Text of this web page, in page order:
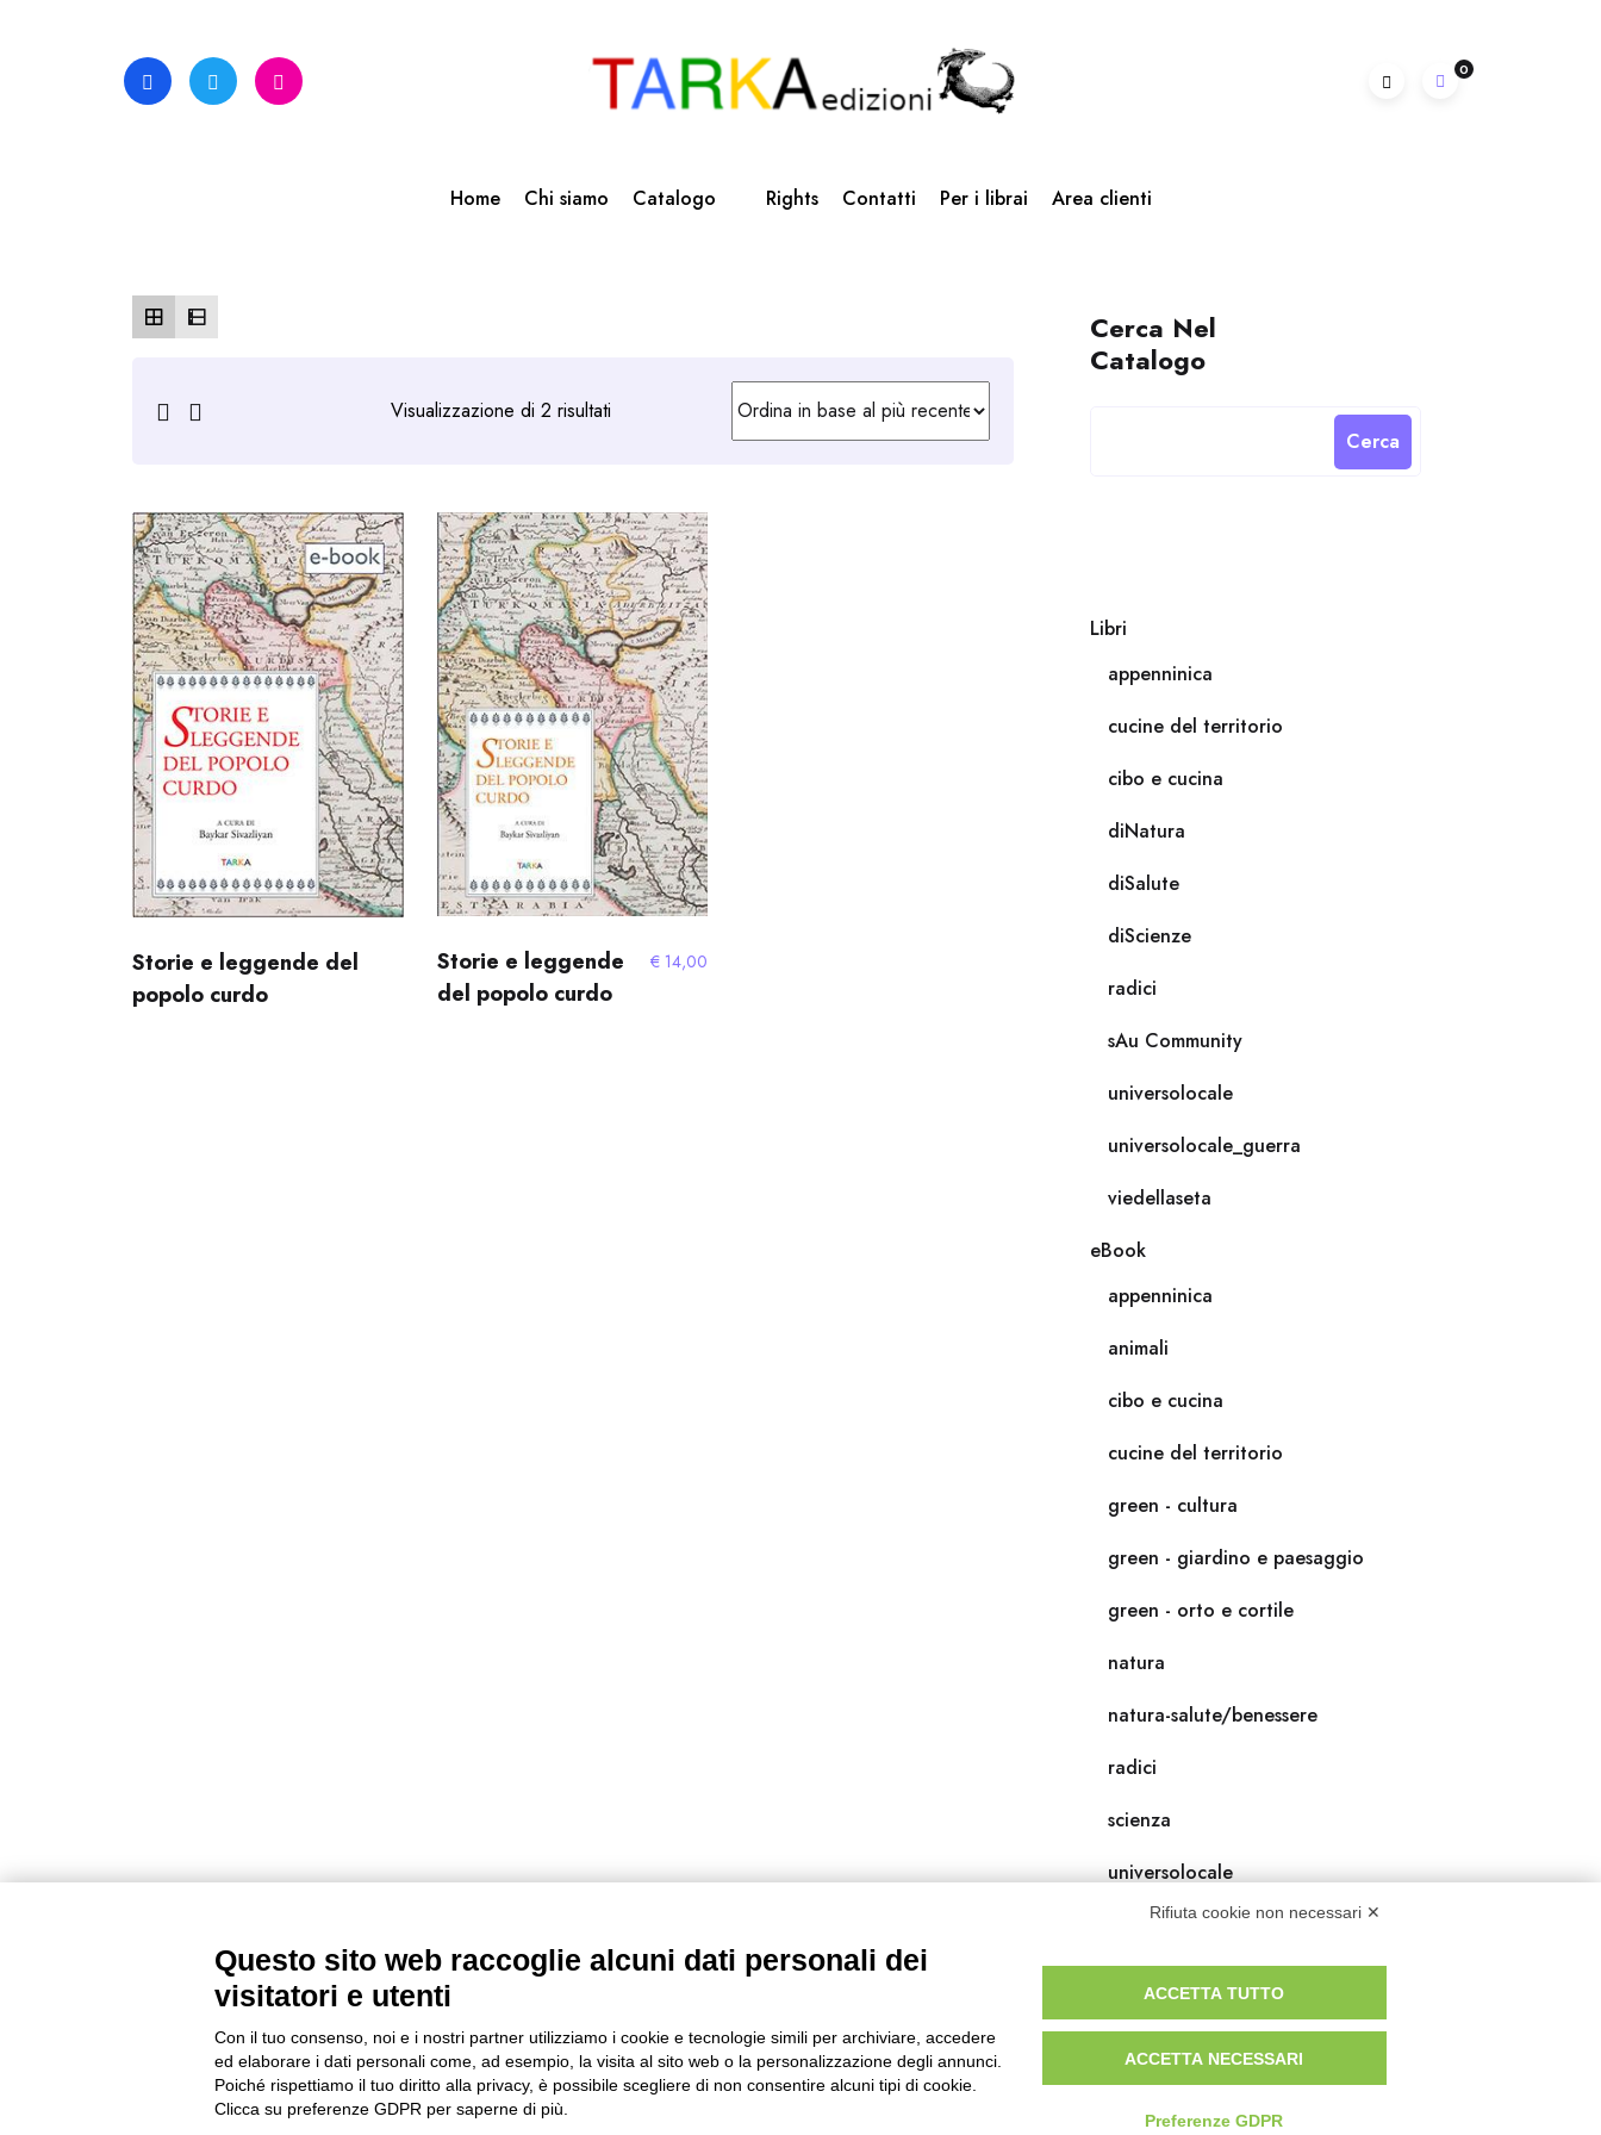
0
Home Chi siamo Catalogo Rights Contatti Per i librai Area clienti
Visualizzazione di 2 risultati
al
più
recente
Storie e leggende del
popolo curdo
Storie e leggende
del popolo curdo
€ 14,00
Cerca Nel
Catalogo
Cerca
Libri
appenninica
cucine del territorio
cibo e cucina
diNatura
diSalute
diScienze
radici
sAu Community
universolocale
universolocale_guerra
viedellaseta
eBook
appenninica
animali
cibo e cucina
cucine del territorio
green - cultura
green - giardino e paesaggio
green - orto e cortile
natura
natura-salute/benessere
radici
scienza
universolocale
viedellaseta
Rifiuta cookie non necessari ✕
Questo sito web raccoglie alcuni dati personali dei
visitatori e utenti
Con il tuo consenso, noi e i nostri partner utilizziamo i cookie e tecnologie simili per archiviare, accedere
ed elaborare i dati personali come, ad esempio, la visita al sito web o la personalizzazione degli annunci.
Poiché rispettiamo il tuo diritto alla privacy, è possibile scegliere di non consentire alcuni tipi di cookie.
Clicca su preferenze GDPR per saperne di più.
ACCETTA TUTTO
ACCETTA NECESSARI
Preferenze GDPR